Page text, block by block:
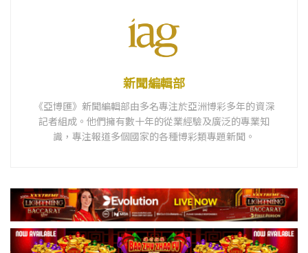
新聞編輯部
《亞博匯》新聞編輯部由多名專注於亞洲博彩多年的資深
記者組成。他們擁有數十年的從業經驗及廣泛的專業知
識，專注報道多個國家的各種博彩類專題新聞。